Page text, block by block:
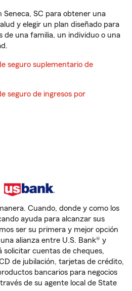
Seneca, SC para obtener una
y elegir un plan diseñado para
de una familia, un individuo o una
seguro suplementario de
seguro de ingresos por
Cuando, donde y como los
ayuda para alcanzar sus
ser su primera y mejor opción
alianza entre U.S. Bank® y
solicitar cuentas de cheques,
de jubilación, tarjetas de crédito,
bancarios para negocios
de su agente local de State